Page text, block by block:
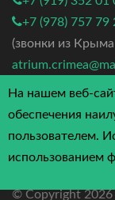
+7 (978) 757 79
(звонки из
4.7/5 - 3 отзыва
© Copyright 2026
На нашем веб-
обеспечения
пользователем.
использованием